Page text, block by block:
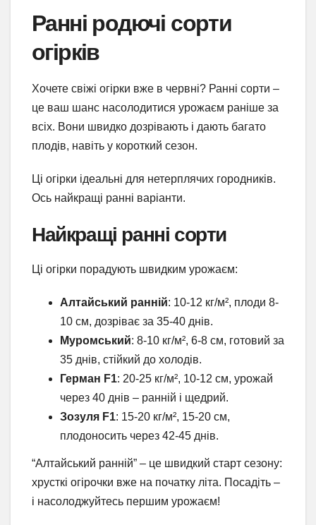
Ранні родючі сорти
огірків
Хочете свіжі огірки вже в червні? Ранні сорти –
це ваш шанс насолодитися урожаєм раніше за
всіх. Вони швидко дозрівають і дають багато
плодів, навіть у короткий сезон.
Ці огірки ідеальні для нетерплячих городників.
Ось найкращі ранні варіанти.
Найкращі ранні сорти
Ці огірки порадують швидким урожаєм:
Алтайський ранній: 10-12 кг/м², плоди 8-
10 см, дозріває за 35-40 днів.
Муромський: 8-10 кг/м², 6-8 см, готовий за
35 днів, стійкий до холодів.
Герман F1: 20-25 кг/м², 10-12 см, урожай
через 40 днів – ранній і щедрий.
Зозуля F1: 15-20 кг/м², 15-20 см,
плодоносить через 42-45 днів.
“Алтайський ранній” – це швидкий старт сезону:
хрусткі огірочки вже на початку літа. Посадіть –
і насолоджуйтесь першим урожаєм!